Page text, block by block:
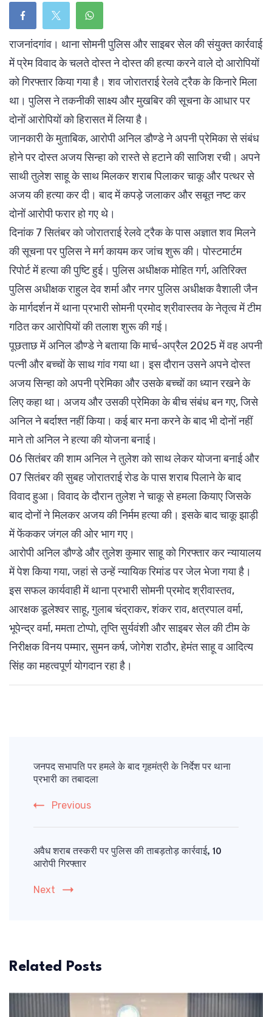
राजनांदगांव। थाना सोमनी पुलिस और साइबर सेल की संयुक्त कार्रवाई
में प्रेम विवाद के चलते दोस्त ने दोस्त की हत्या करने वाले दो आरोपियों
को गिरफ्तार किया गया है। शव जोरातराई रेलवे ट्रैक के किनारे मिला
था। पुलिस ने तकनीकी साक्ष्य और मुखबिर की सूचना के आधार पर
दोनों आरोपियों को हिरासत में लिया है।
जानकारी के मुताबिक, आरोपी अनिल डौण्डे ने अपनी प्रेमिका से संबंध
होने पर दोस्त अजय सिन्हा को रास्ते से हटाने की साजिश रची। अपने
साथी तुलेश साहू के साथ मिलकर शराब पिलाकर चाकू और पत्थर से
अजय की हत्या कर दी। बाद में कपड़े जलाकर और सबूत नष्ट कर
दोनों आरोपी फरार हो गए थे।
दिनांक 7 सितंबर को जोरातराई रेलवे ट्रैक के पास अज्ञात शव मिलने
की सूचना पर पुलिस ने मर्ग कायम कर जांच शुरू की। पोस्टमार्टम
रिपोर्ट में हत्या की पुष्टि हुई। पुलिस अधीक्षक मोहित गर्ग, अतिरिक्त
पुलिस अधीक्षक राहुल देव शर्मा और नगर पुलिस अधीक्षक वैशाली जैन
के मार्गदर्शन में थाना प्रभारी सोमनी प्रमोद श्रीवास्तव के नेतृत्व में टीम
गठित कर आरोपियों की तलाश शुरू की गई।
पूछताछ में अनिल डौण्डे ने बताया कि मार्च-अप्रैल 2025 में वह अपनी
पत्नी और बच्चों के साथ गांव गया था। इस दौरान उसने अपने दोस्त
अजय सिन्हा को अपनी प्रेमिका और उसके बच्चों का ध्यान रखने के
लिए कहा था। अजय और उसकी प्रेमिका के बीच संबंध बन गए, जिसे
अनिल ने बर्दाश्त नहीं किया। कई बार मना करने के बाद भी दोनों नहीं
माने तो अनिल ने हत्या की योजना बनाई।
06 सितंबर की शाम अनिल ने तुलेश को साथ लेकर योजना बनाई और
07 सितंबर की सुबह जोरातराई रोड के पास शराब पिलाने के बाद
विवाद हुआ। विवाद के दौरान तुलेश ने चाकू से हमला कियाए जिसके
बाद दोनों ने मिलकर अजय की निर्मम हत्या की। इसके बाद चाकू झाड़ी
में फेंककर जंगल की ओर भाग गए।
आरोपी अनिल डौण्डे और तुलेश कुमार साहू को गिरफ्तार कर न्यायालय
में पेश किया गया, जहां से उन्हें न्यायिक रिमांड पर जेल भेजा गया है।
इस सफल कार्यवाही में थाना प्रभारी सोमनी प्रमोद श्रीवास्तव,
आरक्षक डूलेश्वर साहू, गुलाब चंद्राकर, शंकर राव, क्षत्रपाल वर्मा,
भूपेन्द्र वर्मा, ममता टोप्पो, तृप्ति सुर्यवंशी और साइबर सेल की टीम के
निरीक्षक विनय पम्मार, सुमन कर्ष, जोगेश राठौर, हेमंत साहू व आदित्य
सिंह का महत्वपूर्ण योगदान रहा है।
Navigation
जनपद सभापति पर हमले के बाद गृहमंत्री के निर्देश पर थाना
प्रभारी का तबादला
Previous
अवैध शराब तस्करी पर पुलिस की ताबड़तोड़ कार्रवाई, 10
आरोपी गिरफ्तार
Next
Related Posts